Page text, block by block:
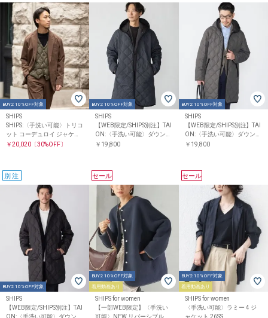
BUY2 10%OFF対象
SHIPS
SHIPS:〈手洗い可能〉トリコ
ット コーデュロイ ジャケッ
ト (セットアップ対応)
￥20,020〔30%OFF〕
BUY2 10%OFF対象
SHIPS
【WEB限定/SHIPS別注】TAI
ON:〈手洗い可能〉ダウン
キルティング フードコート
￥19,800
BUY2 10%OFF対象
SHIPS
【WEB限定/SHIPS別注】TAI
ON:〈手洗い可能〉ダウン
キルティング フードコート
￥19,800
別注
BUY2 10%OFF対象
SHIPS
【WEB限定/SHIPS別注】TAI
ON:〈手洗い可能〉ダウン
セール
BUY2 10%OFF対象
着用動画あり
SHIPS for women
【一部WEB限定】〈手洗い
可能〉NEW リバーシブル ボ
セール
BUY2 10%OFF対象
着用動画あり
SHIPS for women
〈手洗い可能〉ラミー 4 ジ
ャケット 26SS